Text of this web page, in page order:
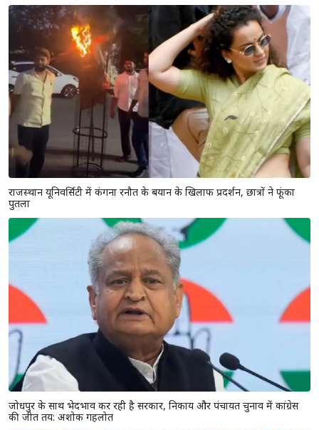
राजस्थान यूनिवर्सिटी में कंगना रनौत के बयान के खिलाफ प्रदर्शन, छात्रों ने फूंका
पुतला
जोधपुर के साथ भेदभाव कर रही है सरकार, निकाय और पंचायत चुनाव में कांग्रेस
की जीत तय: अशोक गहलोत